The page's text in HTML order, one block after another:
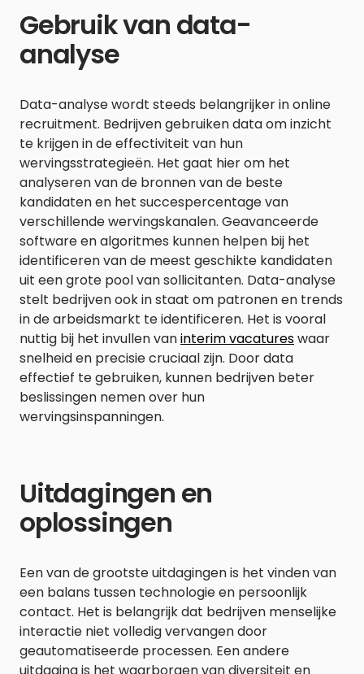
Gebruik van data-
analyse
Data-analyse wordt steeds belangrijker in online
recruitment. Bedrijven gebruiken data om inzicht
te krijgen in de effectiviteit van hun
wervingsstrategieën. Het gaat hier om het
analyseren van de bronnen van de beste
kandidaten en het succespercentage van
verschillende wervingskanalen. Geavanceerde
software en algoritmes kunnen helpen bij het
identificeren van de meest geschikte kandidaten
uit een grote pool van sollicitanten. Data-analyse
stelt bedrijven ook in staat om patronen en trends
in de arbeidsmarkt te identificeren. Het is vooral
nuttig bij het invullen vaninterim vacatureswaar
snelheid en precisie cruciaal zijn. Door data
effectief te gebruiken, kunnen bedrijven beter
beslissingen nemen over hun
wervingsinspanningen.
Uitdagingen en
oplossingen
Een van de grootste uitdagingen is het vinden van
een balans tussen technologie en persoonlijk
contact. Het is belangrijk dat bedrijven menselijke
interactie niet volledig vervangen door
geautomatiseerde processen. Een andere